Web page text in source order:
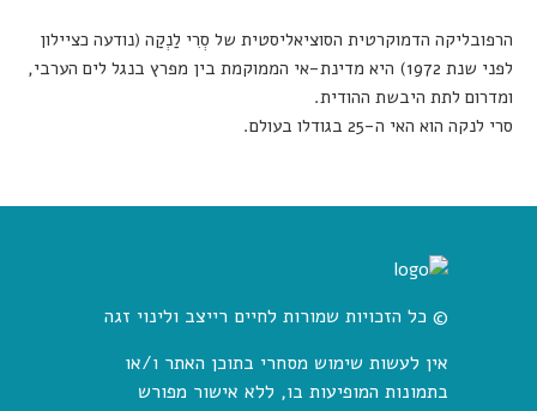
הרפובליקה הדמוקרטית הסוציאליסטית של סְרִי לַנְקַה (נודעה כציילון
לפני שנת 1972) היא מדינת-אי הממוקמת בין מפרץ בנגל לים הערבי,
ומדרום לתת היבשת ההודית.
סרי לנקה הוא האי ה-25 בגודלו בעולם.
© כל הזכויות שמורות לחיים רייצב ולינוי זגה
אין לעשות שימוש מסחרי בתוכן האתר ו/או
בתמונות המופיעות בו, ללא אישור מפורש